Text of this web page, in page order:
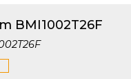
BMI1002T26F